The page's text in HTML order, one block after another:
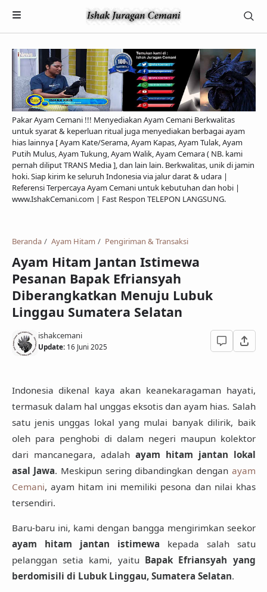
Payment
Privacy Policy
Feed
Pakar Ayam Cemani !!! Menyediakan Ayam Cemani Berkwalitas
untuk syarat & keperluan ritual juga menyediakan berbagai ayam
hias lainnya [ Ayam Kate/Serama, Ayam Kapas, Ayam Tulak, Ayam
Putih Mulus, Ayam Tukung, Ayam Walik, Ayam Cemara ( NB. kami
pernah diliput TRANS Media ], dan lain lain. Berkwalitas, unik di jamin
hoki. Siap kirim ke seluruh Indonesia via jalur darat & udara |
Referensi Terpercaya Ayam Cemani untuk kebutuhan dan hobi |
www.IshakCemani.com | Fast Respon TELEPON LANGSUNG.
Beranda Ayam Hitam Pengiriman & Transaksi
Ayam Hitam Jantan Istimewa
Pesanan Bapak Efriansyah
Diberangkatkan Menuju Lubuk
Linggau Sumatera Selatan
ishakcemani
Update: 16 Juni 2025
Indonesia dikenal kaya akan keanekaragaman hayati,
termasuk dalam hal unggas eksotis dan ayam hias. Salah
satu jenis unggas lokal yang mulai banyak dilirik, baik
oleh para penghobi di dalam negeri maupun kolektor
dari mancanegara, adalah ayam hitam jantan lokal
asal Jawa. Meskipun sering dibandingkan dengan ayam
Cemani, ayam hitam ini memiliki pesona dan nilai khas
tersendiri.
Baru-baru ini, kami dengan bangga mengirimkan seekor
ayam hitam jantan istimewa kepada salah satu
pelanggan setia kami, yaitu Bapak Efriansyah yang
berdomisili di Lubuk Linggau, Sumatera Selatan.